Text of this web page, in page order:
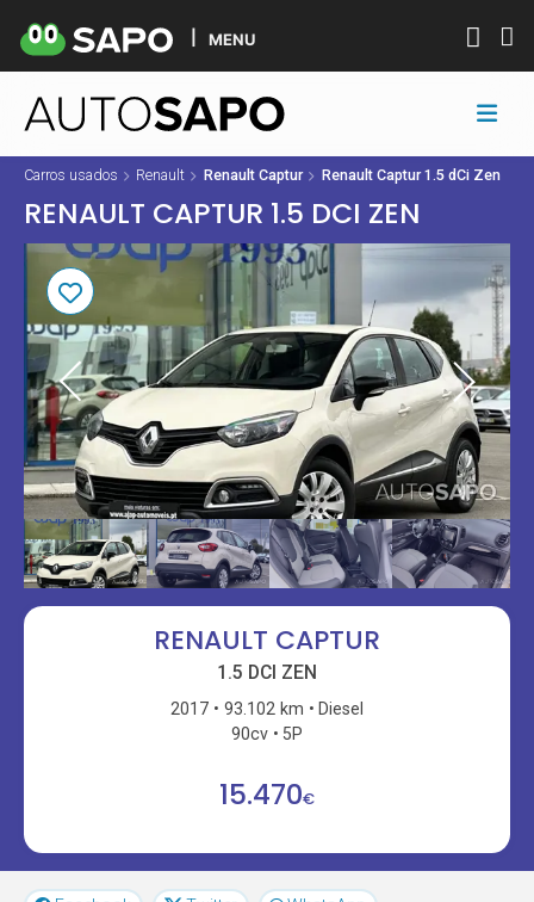
MENU
Carros usados Renault Renault Captur Renault Captur 1.5 dCi Zen
RENAULT CAPTUR 1.5 DCI ZEN
RENAULT CAPTUR
1.5 DCI ZEN
2017 93.102 km
Diesel
90cv
5P
15.470€